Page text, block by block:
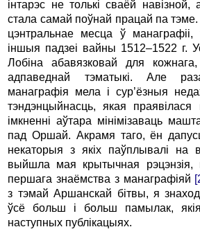
інтарэс не толькі сваёй
стала самай поўнай працай па
цэнтральнае месца ў манаграфіі,
іншыя падзеі вайны 1512–1522 г.
Лобіна абавязковай для
адпаведнай тэматыкі. Але
манаграфія мела і сур’ёзныя
тэндэнцыйнасць, якая
імкненні аўтара мінімізаваць
пад Оршай. Акрамя таго, ён
некаторыя з якіх паўплывалі
выйшла мая крытычная рэцэнзія,
першага знаёмства з манаграфіяй
з тэмай Аршанскай бітвы, я
ўсё больш і больш памылак,
наступных публікацыях.